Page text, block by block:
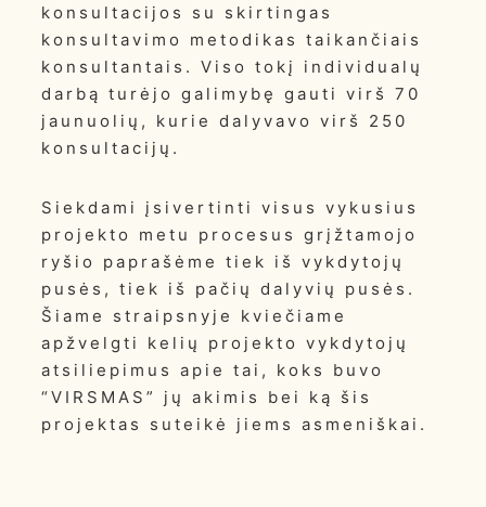
konsultacijos su skirtingas
konsultavimo metodikas taikančiais
konsultantais. Viso tokį individualų
darbą turėjo galimybę gauti virš 70
jaunuolių, kurie dalyvavo virš 250
konsultacijų.
Siekdami įsivertinti visus vykusius
projekto metu procesus grįžtamojo
ryšio paprašėme tiek iš vykdytojų
pusės, tiek iš pačių dalyvių pusės.
Šiame straipsnyje kviečiame
apžvelgti kelių projekto vykdytojų
atsiliepimus apie tai, koks buvo
“VIRSMAS” jų akimis bei ką šis
projektas suteikė jiems asmeniškai.